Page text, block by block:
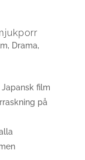
, Drama,
film
på